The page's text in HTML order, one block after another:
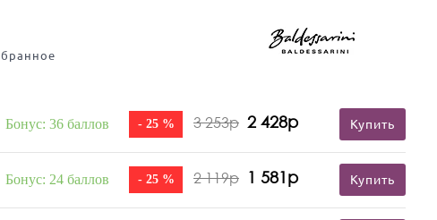
Бонус: 36 баллов - 25 % 3 253р 2 428р Купить
Бонус: 24 баллов - 25 % 2 119р 1 581р Купить